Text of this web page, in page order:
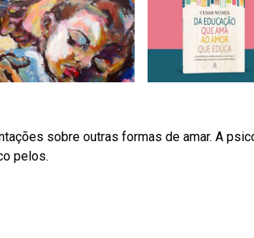
sobre outras formas de amar. A
pelos.